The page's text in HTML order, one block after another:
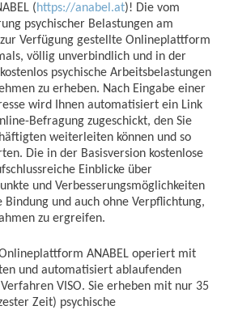
(https://anabel.at)! Die vom
psychischer Belastungen am
Verfügung gestellte Onlineplattform
völlig unverbindlich und in der
psychische Arbeitsbelastungen
zu erheben. Nach Eingabe einer
wird Ihnen automatisiert ein Link
Befragung zugeschickt, den Sie
weiterleiten können und so
Die in der Basisversion kostenlose
Einblicke über
und Verbesserungsmöglichkeiten
und auch ohne Verpflichtung,
zu ergreifen.
ANABEL operiert mit
und automatisiert ablaufenden
VISO. Sie erheben mit nur 35
Zeit) psychische